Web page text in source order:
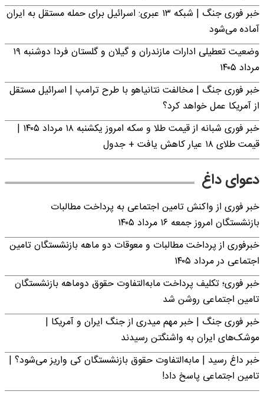
خبر فوری جنگ | شبکه ۱۳ عبری: اسرائیل برای حمله مستقل به ایران
آماده می‌شود
وضعیت تعطیلی ادارات مازندران و گیلان و گلستان فردا دوشنبه ۱۹
مرداد ۱۴۰۵
خبر فوری جنگ | مخالفت نتانیاهو با طرح ترامپ | اسرائیل مستقل
از آمریکا عمل خواهد کرد؟
خبر فوری شبانه از قیمت طلا و سکه امروز یکشنبه ۱۸ مرداد ۱۴۰۵ |
قیمت طلای ۱۸ عیار کاهش یافت + جدول
دعوای داغ
خبر فوری از واکنش تامین اجتماعی به پرداخت مطالبات
بازنشستگان امروز جمعه ۱۶ مرداد ۱۴۰۵
خبرفوری از پرداخت مطالبات و معوقات دو ماهه بازنشستگان تامین
اجتماعی در مرداد ۱۴۰۵
خبر فوری؛ تکلیف پرداخت مابه‌التفاوت حقوق دوماهه بازنشستگان
تامین اجتماعی روشن شد
خبر فوری جنگ | خبر مهم میدری از جنگ ایران و آمریکا |
موشک‌های ایران به واشنگتن رسیدند
خبر داغ رسید | مابه‌التفاوت حقوق بازنشستگان کی واریز می‌شود؟ |
تامین اجتماعی پاسخ داد!